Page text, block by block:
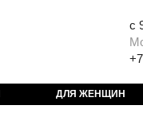
с
ДЛЯ ЖЕНЩИН